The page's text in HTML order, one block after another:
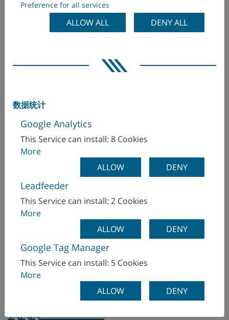
只需输入一些额外的细节，整个加工操作就可以编程，包括
许多不同的NC程序代码行，具有刀具选择功能，启动，加
工和刀具回退。
MILLTURNPRO 的优势
ScrewCAM
在 CrashGuard Studio中编程
Preference for all services
ALLOW ALL DENY ALL
数据统计
Google Analytics
This Service can install: 8 Cookies
More
ALLOW
DENY
Leadfeeder
This Service can install: 2 Cookies
More
ALLOW
DENY
Google Tag Manager
This Service can install: 5 Cookies
More
ALLOW
DENY